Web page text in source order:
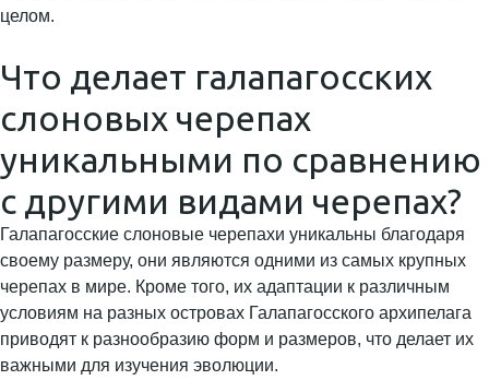
целом.
Что делает галапагосских
слоновых черепах
уникальными по сравнению
с другими видами черепах?
Галапагосские слоновые черепахи уникальны благодаря
своему размеру, они являются одними из самых крупных
черепах в мире. Кроме того, их адаптации к различным
условиям на разных островах Галапагосского архипелага
приводят к разнообразию форм и размеров, что делает их
важными для изучения эволюции.